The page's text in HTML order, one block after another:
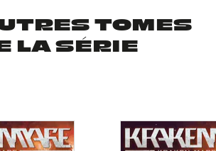
TOMES
LA SÉRIE